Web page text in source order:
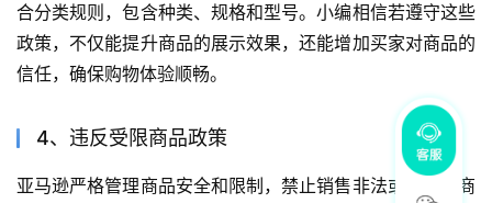
合分类规则，包含种类、规格和型号。小编相信若遵守这些
政策，不仅能提升商品的展示效果，还能增加买家对商品的
信任，确保购物体验顺畅。
4、违反受限商品政策
亚马逊严格管理商品安全和限制，禁止销售非法或不安全商